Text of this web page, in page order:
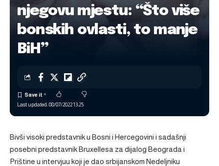
njegovu mjestu: “Što više
bonskih ovlasti, to manje
BiH”
Last updated: 08/07/2022 13:25
Bivši visoki predstavnik u Bosni i Hercegovini i sadašnji
posebni predstavnik Bruxellesa za dijalog Beograda i
Prištine u intervjuu koji je dao srbijanskom Nedeljniku